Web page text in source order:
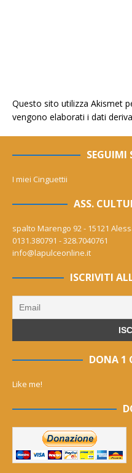
Questo sito utilizza Akismet
vengono elaborati i dati
SEGUIMI
I miei Cinguettii
ASS.
spalto Marengo 92 - 15121
0131.380791 - 328.7040761
info@lapulceonline.it
ISCRIVITI
DONA 1
Like me!